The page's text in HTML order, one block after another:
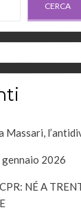
CERCA
gennaio 2026
NÉ A